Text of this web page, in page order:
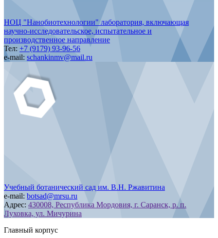
НОЦ "Нанобиотехнологии" лаборатория, включающая
научно-исследовательское, испытательное и
производственное направление
Тел: +7 (9179) 93-96-56
e-mail: schankinmv@mail.ru
Учебный ботанический сад им. В.Н. Ржавитина
e-mail: botsad@mrsu.ru
Адрес: 430008, Республика Мордовия, г. Саранск, р. п.
Луховка, ул. Мичурина
Главный корпус